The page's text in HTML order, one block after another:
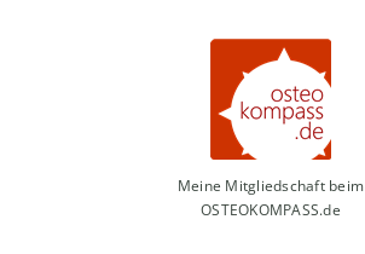
Meine Mitgliedschaft beim
OSTEOKOMPASS.de